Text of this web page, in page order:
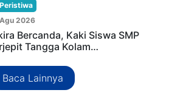
2026
Bercanda, Kaki Siswa SMP
Tangga Kolam…
Baca Lainnya